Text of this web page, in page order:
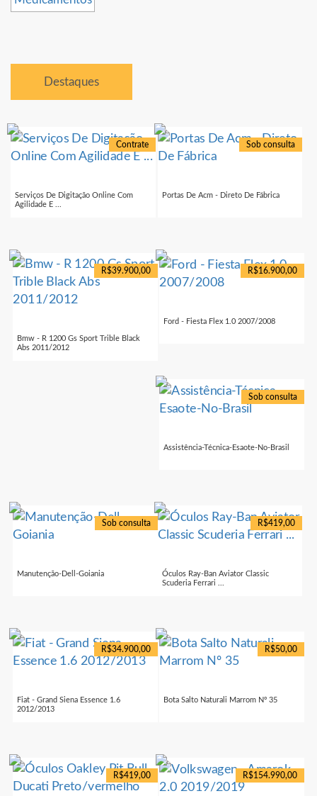
Destaques
Contrate
Serviços De Digitação Online Com
Agilidade E ...
Sob consulta
Portas De Acm - Direto De Fábrica
R$39.900,00
Bmw - R 1200 Gs Sport Trible Black
Abs 2011/2012
R$16.900,00
Ford - Fiesta Flex 1.0 2007/2008
Sob consulta
Assistência-Técnica-Esaote-No-Brasil
Sob consulta
Manutenção-Dell-Goiania
R$419,00
Óculos Ray-Ban Aviator Classic
Scuderia Ferrari ...
R$34.900,00
Fiat - Grand Siena Essence 1.6
2012/2013
R$50,00
Bota Salto Naturali Marrom Nº 35
R$419,00 R$154.990,00